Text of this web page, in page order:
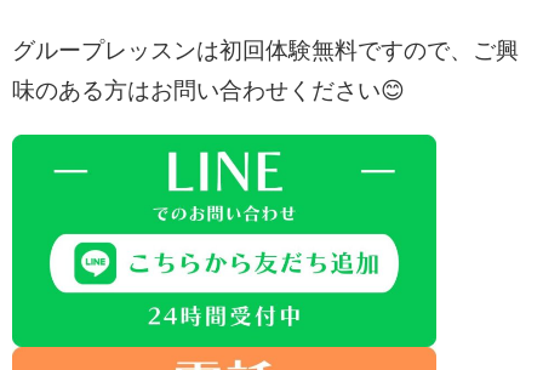
グループレッスンは初回体験無料ですので、ご興
味のある方はお問い合わせください😊